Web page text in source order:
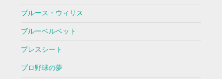
ブルース・ウィリス
ブルーベルベット
プレスシート
プロ野球の夢